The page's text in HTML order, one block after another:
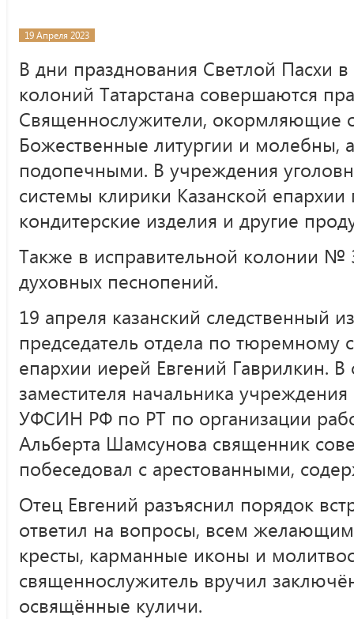
19 Апреля 2023
В дни празднования Светлой Пасхи
колоний Татарстана совершаются
Священнослужители, окормляющие
Божественные литургии и молебны,
подопечными. В учреждения
системы клирики Казанской
кондитерские изделия и другие
Также в исправительной колонии №
духовных песнопений.
19 апреля казанский следственный
председатель отдела по тюремному
епархии иерей Евгений Гаврилкин.
заместителя начальника
УФСИН РФ по РТ по организации
Альберта Шамсунова священник
побеседовал с арестованными,
Отец Евгений разъяснил порядок
ответил на вопросы, всем
кресты, карманные иконы и
священнослужитель вручил
освящённые куличи.